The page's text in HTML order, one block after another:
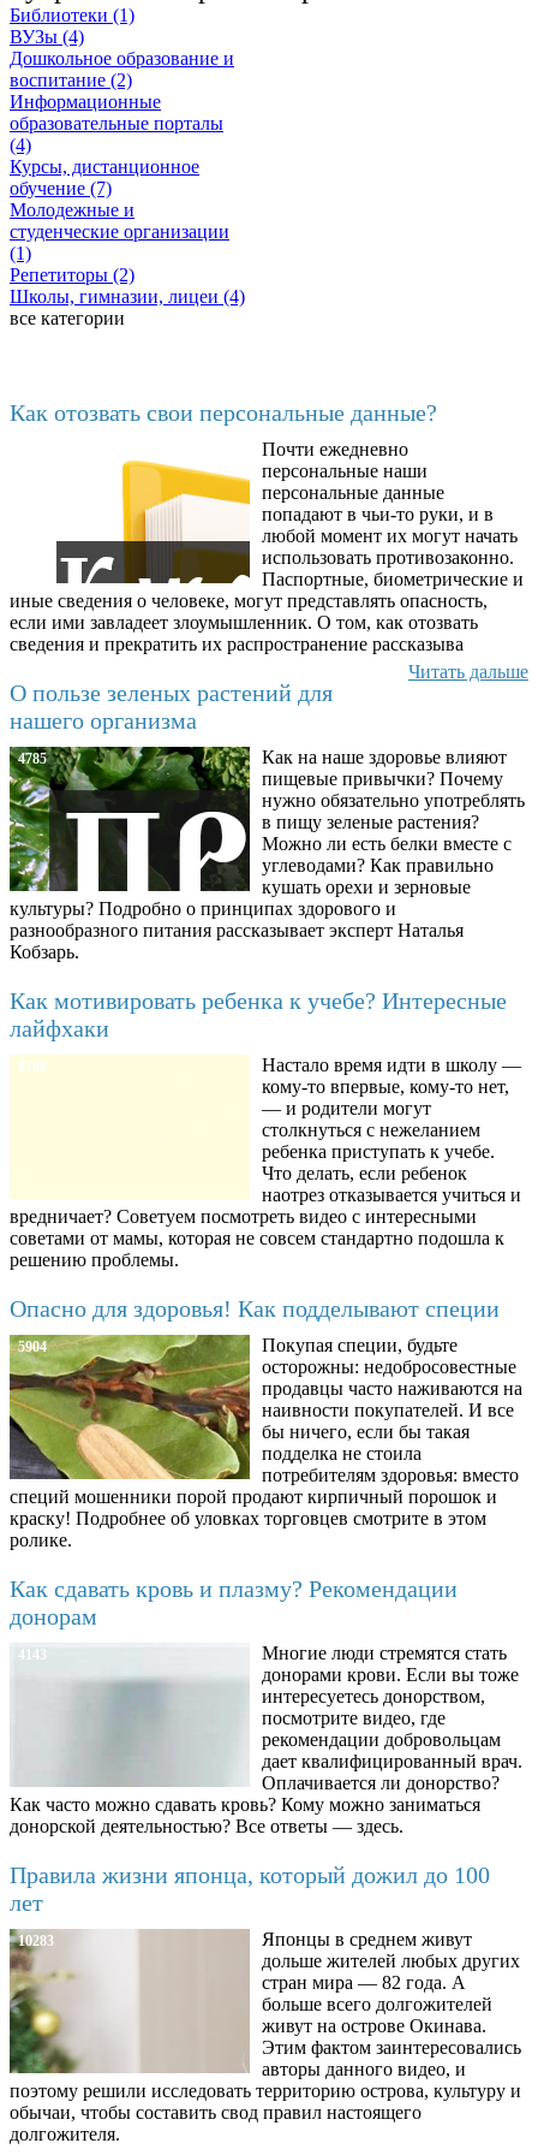
Библиотеки (1)
ВУЗы (4)
Дошкольное образование и
воспитание (2)
Информационные
образовательные порталы
(4)
Курсы, дистанционное
обучение (7)
Молодежные и
студенческие организации
(1)
Репетиторы (2)
Школы, гимназии, лицеи (4)
все категории
Как отозвать свои персональные данные?
Почти ежедневно
персональные наши
персональные данные
попадают в чьи-то руки, и в
любой момент их могут начать
использовать противозаконно.
Паспортные, биометрические и
иные сведения о человеке, могут представлять опасность,
если ими завладеет злоумышленник. О том, как отозвать
сведения и прекратить их распространение рассказыва
Читать дальше
О пользе зеленых растений для
нашего организма
4785
Как на наше здоровье влияют
пищевые привычки? Почему
нужно обязательно употреблять
в пищу зеленые растения?
Можно ли есть белки вместе с
углеводами? Как правильно
кушать орехи и зерновые
культуры? Подробно о принципах здорового и
разнообразного питания рассказывает эксперт Наталья
Кобзарь.
Как мотивировать ребенка к учебе? Интересные
лайфхаки
8780
Настало время идти в школу —
кому-то впервые, кому-то нет,
— и родители могут
столкнуться с нежеланием
ребенка приступать к учебе.
Что делать, если ребенок
наотрез отказывается учиться и
вредничает? Советуем посмотреть видео с интересными
советами от мамы, которая не совсем стандартно подошла к
решению проблемы.
Опасно для здоровья! Как подделывают специи
5904
Покупая специи, будьте
осторожны: недобросовестные
продавцы часто наживаются на
наивности покупателей. И все
бы ничего, если бы такая
подделка не стоила
потребителям здоровья: вместо
специй мошенники порой продают кирпичный порошок и
краску! Подробнее об уловках торговцев смотрите в этом
ролике.
Как сдавать кровь и плазму? Рекомендации
донорам
4143
Многие люди стремятся стать
донорами крови. Если вы тоже
интересуетесь донорством,
посмотрите видео, где
рекомендации добровольцам
дает квалифицированный врач.
Оплачивается ли донорство?
Как часто можно сдавать кровь? Кому можно заниматься
донорской деятельностью? Все ответы — здесь.
Правила жизни японца, который дожил до 100
лет
10283
Японцы в среднем живут
дольше жителей любых других
стран мира — 82 года. А
больше всего долгожителей
живут на острове Окинава.
Этим фактом заинтересовались
авторы данного видео, и
поэтому решили исследовать территорию острова, культуру и
обычаи, чтобы составить свод правил настоящего
долгожителя.